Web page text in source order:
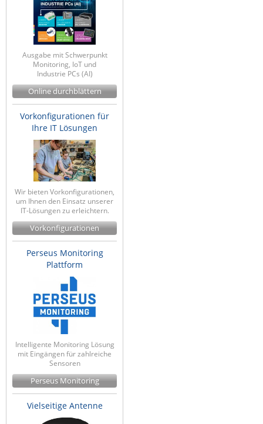
Ausgabe mit Schwerpunkt
Monitoring, IoT und
Industrie PCs (AI)
Online durchblättern
Vorkonfigurationen für
Ihre IT Lösungen
Wir bieten Vorkonfigurationen,
um Ihnen den Einsatz unserer
IT-Lösungen zu erleichtern.
Vorkonfigurationen
Perseus Monitoring
Plattform
Intelligente Monitoring Lösung
mit Eingängen für zahlreiche
Sensoren
Perseus Monitoring
Vielseitige Antenne